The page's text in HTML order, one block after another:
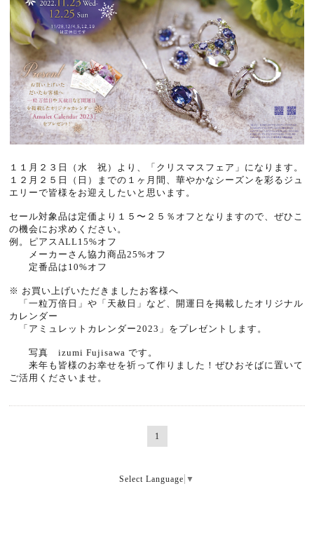
１１月２３日（水 祝）より、「クリスマスフェア」になります。
１２月２５日（日）までの１ヶ月間、華やかなシーズンを彩るジュ
エリーで皆様をお迎えしたいと思います。
セール対象品は定価より１５〜２５％オフとなりますので、ぜひこ
の機会にお求めください。
例。ピアスALL15%オフ
メーカーさん協力商品25%オフ
定番品は10%オフ
※ お買い上げいただきましたお客様へ
「一粒万倍日」や「天赦日」など、開運日を掲載したオリジナル
カレンダー
「アミュレットカレンダー2023」をプレゼントします。
写真 izumi Fujisawa です。
来年も皆様のお幸せを祈って作りました！ぜひおそばに置いて
ご活用くださいませ。
1
Select Language ▼